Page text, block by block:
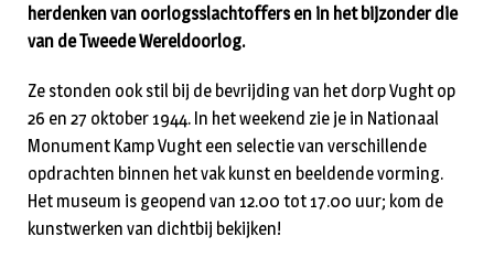
herdenken van oorlogsslachtoffers en in het bijzonder die
van de Tweede Wereldoorlog.
Ze stonden ook stil bij de bevrijding van het dorp Vught op
26 en 27 oktober 1944. In het weekend zie je in Nationaal
Monument Kamp Vught een selectie van verschillende
opdrachten binnen het vak kunst en beeldende vorming.
Het museum is geopend van 12.00 tot 17.00 uur; kom de
kunstwerken van dichtbij bekijken!